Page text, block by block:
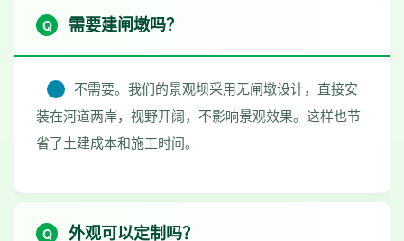
需要建闸墩吗？
不需要。我们的景观坝采用无闸墩设计，直接安
装在河道两岸，视野开阔，不影响景观效果。这样也节
省了土建成本和施工时间。
外观可以定制吗？